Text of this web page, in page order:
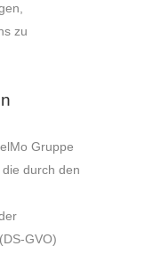
zu
Gruppe
durch den
GVO)